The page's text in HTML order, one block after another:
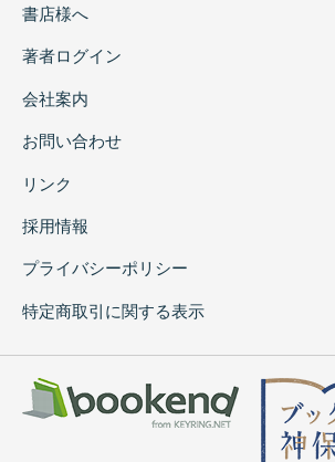
書店様へ
著者ログイン
会社案内
お問い合わせ
リンク
採用情報
プライバシーポリシー
特定商取引に関する表示